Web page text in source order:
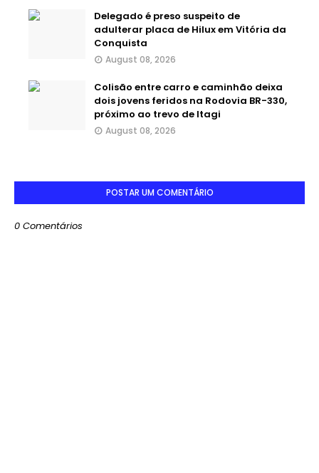
Delegado é preso suspeito de
adulterar placa de Hilux em Vitória da
Conquista
August 08, 2026
Colisão entre carro e caminhão deixa
dois jovens feridos na Rodovia BR-330,
próximo ao trevo de Itagi
August 08, 2026
POSTAR UM COMENTÁRIO
0 Comentários